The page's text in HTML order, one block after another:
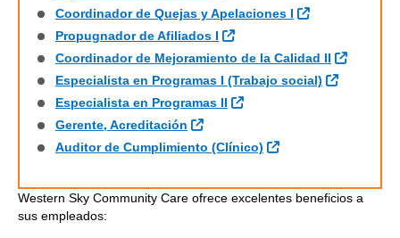
Coordinador de Quejas y Apelaciones I
Sitio Externo
Propugnador de Afiliados I
Sitio Externo
Coordinador de Mejoramiento de la Calidad II
Sitio
Especialista en Programas I (Trabajo social)
Sitio
Especialista en Programas II
Sitio Externo
Gerente, Acreditación
Sitio Externo
Auditor de Cumplimiento (Clínico)
Sitio Externo
Western Sky Community Care ofrece excelentes beneficios a
sus empleados: